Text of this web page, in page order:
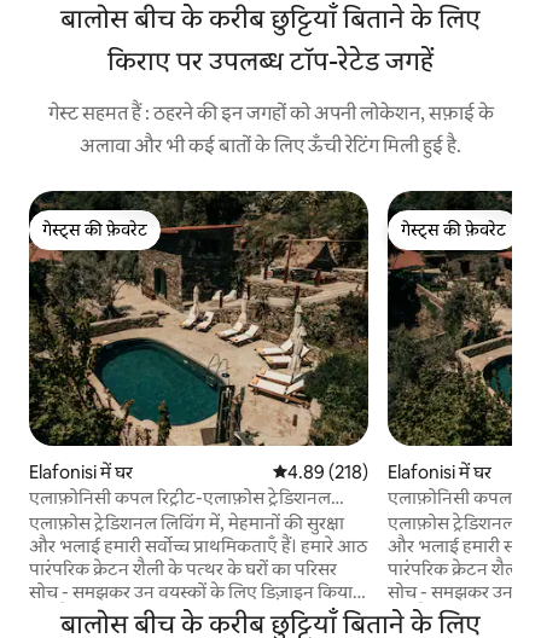
बालोस बीच के करीब छुट्टियाँ बिताने के लिए
किराए पर उपलब्ध टॉप-रेटेड जगहें
गेस्ट सहमत हैं : ठहरने की इन जगहों को अपनी लोकेशन, सफ़ाई के
अलावा और भी कई बातों के लिए ऊँची रेटिंग मिली हुई है.
गेस्ट्स की फ़ेवरेट
गेस्ट्स की फ़ेवरेट
Elafonisi में घर औसत रेटिंग 5 में से 4.89, 218 समीक्षाएँ
4.89 (218)
एलाफ़ोनिसी कपल रिट्रीट-एलाफ़ोस ट्रेडिशनल
लिविंग
एलाफ़ोस ट्रेडिशनल लिविंग में, मेहमानों की सुरक्षा
और भलाई हमारी सर्वोच्च प्राथमिकताएँ हैं। हमारे आठ
पारंपरिक क्रेटन शैली के पत्थर के घरों का परिसर
सोच - समझकर उन वयस्कों के लिए डिज़ाइन किया
गया है, जो शांति, प्रामाणिकता और आराम की तलाश
गेस्ट्स की फ़ेवरेट
गेस्ट्स की फ़ेवरेट
Elafonisi में घर
एलाफ़ोनिसी कपल
लिविंग
एलाफ़ोस ट्रेडिशनल
और भलाई हमारी सर्वोच्च
पारंपरिक क्रेटन शैली
सोच - समझकर उन
गया है, जो शांति,
बालोस बीच के करीब छुट्टियाँ बिताने के लिए